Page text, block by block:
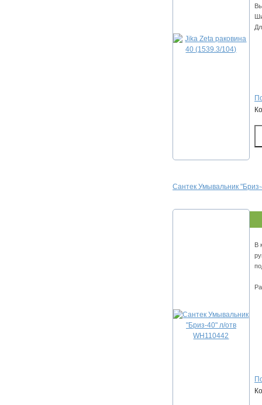
Сантек Умывальник
В